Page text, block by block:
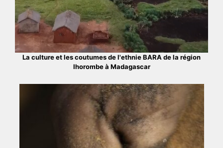
La culture et les coutumes de l'ethnie BARA de la région
Ihorombe à Madagascar